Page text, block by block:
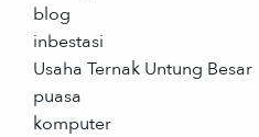
blog
inbestasi
Usaha Ternak Untung Besar
puasa
komputer